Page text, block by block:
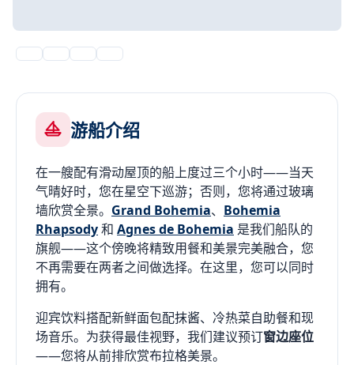
游船介绍
在一艘配有滑动屋顶的船上度过三个小时——当天
气晴好时，您在星空下巡游；否则，您将通过玻璃
墙欣赏全景。 Grand Bohemia、 Bohemia
Rhapsody和 Agnes de Bohemia 是我们船队的
旗舰——这个傍晚将精致用餐和美景完美融合，您
不再需要在两者之间做选择。在这里，您可以同时
拥有。
迎宾饮料搭配新鲜面包配抹酱、冷热菜自助餐和现
场音乐。为获得最佳视野，我们建议预订窗边座位
——您将从前排欣赏布拉格美景。